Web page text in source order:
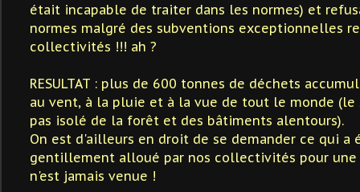
était incapable de traiter dans les normes) et
normes malgré des subventions exceptionnelles
collectivités !!! ah ?
RESULTAT : plus de 600 tonnes de déchets
au vent, à la pluie et à la vue de tout le monde
pas isolé de la forêt et des bâtiments alentours).
On est d'ailleurs en droit de se demander ce qui
gentillement alloué par nos collectivités pour une
n'est jamais venue !